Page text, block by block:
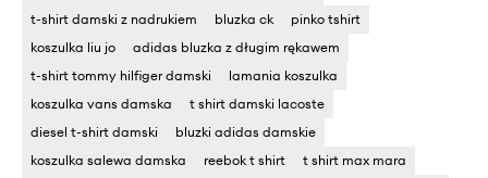
t-shirt damski z nadrukiem
bluzka ck
pinko tshirt
koszulka liu jo
adidas bluzka z długim rękawem
t-shirt tommy hilfiger damski
lamania koszulka
koszulka vans damska
t shirt damski lacoste
diesel t-shirt damski
bluzki adidas damskie
koszulka salewa damska
reebok t shirt
t shirt max mara